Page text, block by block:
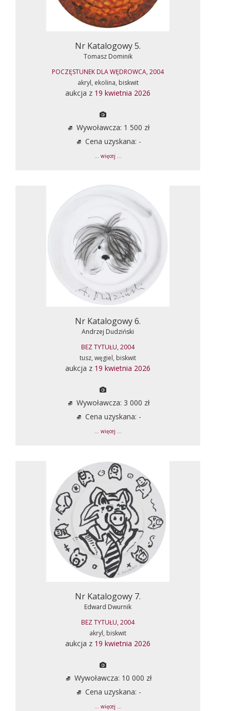
Nr Katalogowy 5.
Tomasz Dominik
POCZĘSTUNEK DLA WĘDROWCA, 2004
akryl, ekolina, biskwit
aukcja z 19 kwietnia 2026
Wywoławcza: 1 500 zł
Cena uzyskana: -
... więcej ...
Nr Katalogowy 6.
Andrzej Dudziński
BEZ TYTUŁU, 2004
tusz, węgiel, biskwit
aukcja z 19 kwietnia 2026
Wywoławcza: 3 000 zł
Cena uzyskana: -
... więcej ...
Nr Katalogowy 7.
Edward Dwurnik
BEZ TYTUŁU, 2004
akryl, biskwit
aukcja z 19 kwietnia 2026
Wywoławcza: 10 000 zł
Cena uzyskana: -
... więcej ...